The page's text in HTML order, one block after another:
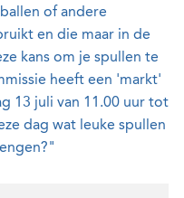
of andere
en die maar in de
kans om je spullen te
heeft een 'markt'
13 juli van 11.00 uur tot
dag wat leuke spullen